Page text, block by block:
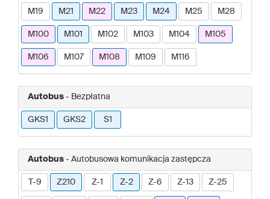
M19 M21 M22 M23 M24 M25 M28
M100 M101 M102 M103 M104 M105
M106 M107 M108 M109 M116
Autobus - Bezpłatna
GKS1 GKS2 S1
Autobus - Autobusowa komunikacja zastępcza
T-9 Z210 Z-1 Z-2 Z-6 Z-13 Z-25